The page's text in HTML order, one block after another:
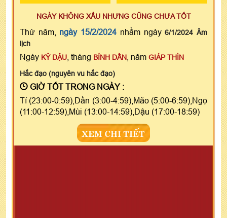
NGÀY KHÔNG XẤU NHƯNG CŨNG CHƯA TỐT
Thứ năm, ngày 15/2/2024 nhằm ngày6/1/2024 Âm
lịch
Ngày KỶ DẬU , tháng BÍNH DẦN , năm GIÁP THÌN
Hắc đạo (nguyên vu hắc đạo)
GIỜ TỐT TRONG NGÀY :
Tí (23:00-0:59),Dần (3:00-4:59),Mão (5:00-6:59),Ngọ
(11:00-12:59),Mùi (13:00-14:59),Dậu (17:00-18:59)
XEM CHI TIẾT